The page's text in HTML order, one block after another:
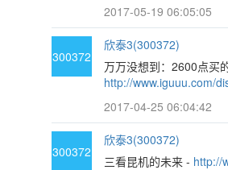
2017-05-19 06:05:05
300372
欣泰3(300372)
万万没想到：2600点买
http://www.iguuu.com/
2017-04-25 06:04:42
300372
欣泰3(300372)
三看昆机的未来 - http://